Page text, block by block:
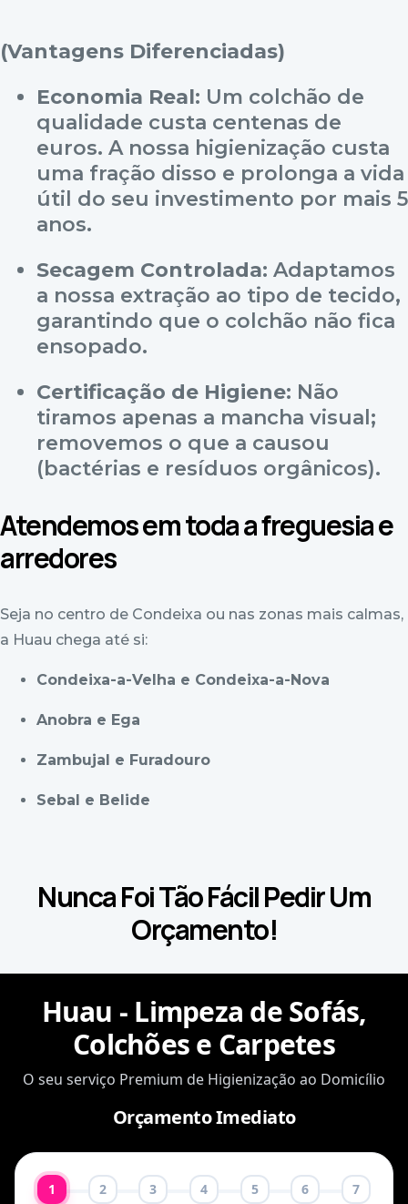
(Vantagens Diferenciadas)
Economia Real: Um colchão de
qualidade custa centenas de
euros. A nossa higienização custa
uma fração disso e prolonga a vida
útil do seu investimento por mais 5
anos.
Secagem Controlada: Adaptamos
a nossa extração ao tipo de tecido,
garantindo que o colchão não fica
ensopado.
Certificação de Higiene: Não
tiramos apenas a mancha visual;
removemos o que a causou
(bactérias e resíduos orgânicos).
Atendemos em toda a freguesia e
arredores
Seja no centro de Condeixa ou nas zonas mais calmas,
a Huau chega até si:
Condeixa-a-Velha e Condeixa-a-Nova
Anobra e Ega
Zambujal e Furadouro
Sebal e Belide
Nunca Foi Tão Fácil Pedir Um
Orçamento!